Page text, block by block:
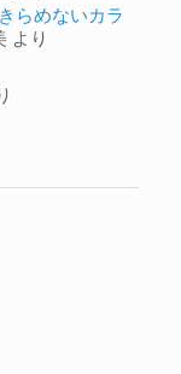
らめないカラ
より